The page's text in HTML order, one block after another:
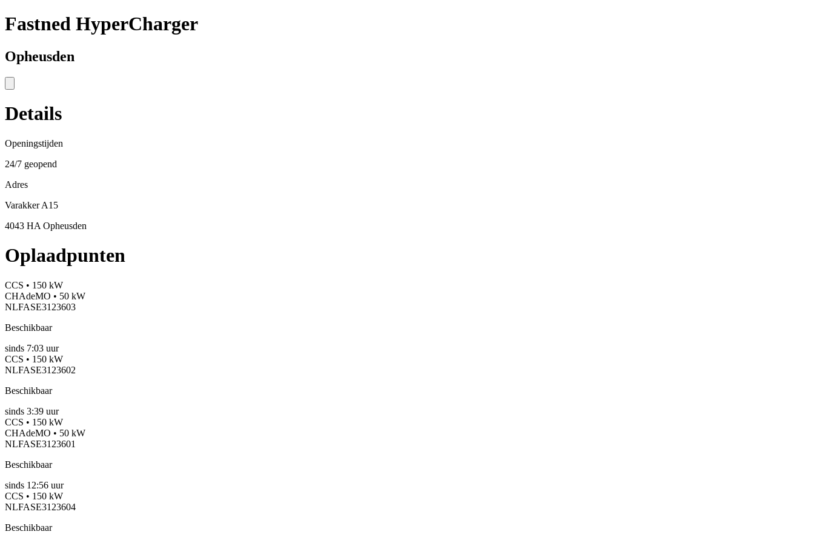
Fastned HyperCharger
Opheusden
Details
Openingstijden
24/7 geopend
Adres
Varakker A15
4043 HA Opheusden
Oplaadpunten
CCS • 150 kW
CHAdeMO • 50 kW
NLFASE3123603
Beschikbaar
sinds 7:03 uur
CCS • 150 kW
NLFASE3123602
Beschikbaar
sinds 3:39 uur
CCS • 150 kW
CHAdeMO • 50 kW
NLFASE3123601
Beschikbaar
sinds 12:56 uur
CCS • 150 kW
NLFASE3123604
Beschikbaar